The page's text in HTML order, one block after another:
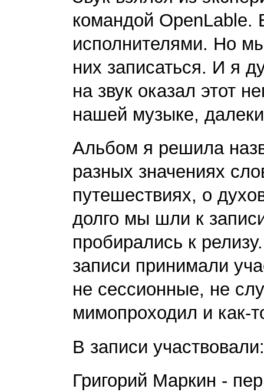
командой OpenLable.
исполнителями. Но
них записаться. И я
на звук оказал этот
нашей музыке,
Альбом я решила
разных значениях
путешествиях, о
долго мы шли к
пробирались к
записи принимали
не сессионные, не
мимопроходил и как-
В записи участвовали:
Григорий Маркин -